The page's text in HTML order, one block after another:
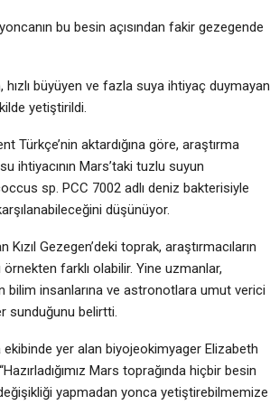
bu besin açısından fakir gezegende
hızlı büyüyen ve fazla suya ihtiyaç duymayan
yetiştirildi.
Türkçe’nin aktardığına göre, araştırma
ihtiyacının Mars’taki tuzlu suyun
sp. PCC 7002 adlı deniz bakterisiyle
düşünüyor.
Kızıl Gezegen’deki toprak, araştırmacıların
örnekten farklı olabilir. Yine uzmanlar,
bilim insanlarına ve astronotlara umut verici
sunduğunu belirtti.
ekibinde yer alan biyojeokimyager Elizabeth
Mars toprağında hiçbir besin
yapmadan yonca yetiştirebilmemize